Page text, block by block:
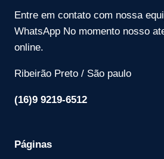
Entre em contato com nossa
WhatsApp No momento nosso
online.
Ribeirão Preto / São paulo
(16)9 9219-6512
Páginas